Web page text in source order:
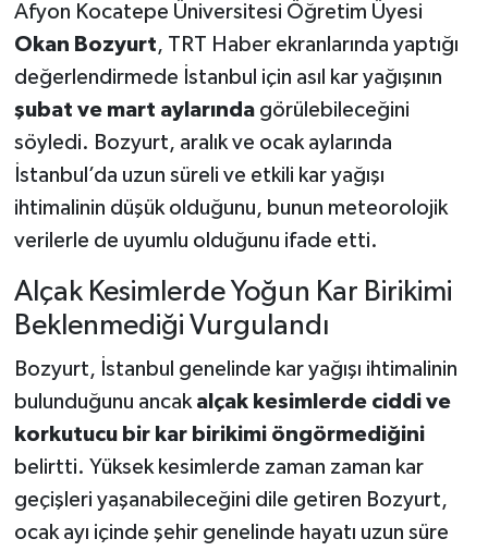
Afyon Kocatepe Üniversitesi Öğretim Üyesi
Okan Bozyurt, TRT Haber ekranlarında yaptığı
değerlendirmede İstanbul için asıl kar yağışının
şubat ve mart aylarındagörülebileceğini
söyledi. Bozyurt, aralık ve ocak aylarında
İstanbul’da uzun süreli ve etkili kar yağışı
ihtimalinin düşük olduğunu, bunun meteorolojik
verilerle de uyumlu olduğunu ifade etti.
Alçak Kesimlerde Yoğun Kar Birikimi
Beklenmediği Vurgulandı
Bozyurt, İstanbul genelinde kar yağışı ihtimalinin
bulunduğunu ancak alçak kesimlerde ciddi ve
korkutucu bir kar birikimi öngörmediğini
belirtti. Yüksek kesimlerde zaman zaman kar
geçişleri yaşanabileceğini dile getiren Bozyurt,
ocak ayı içinde şehir genelinde hayatı uzun süre